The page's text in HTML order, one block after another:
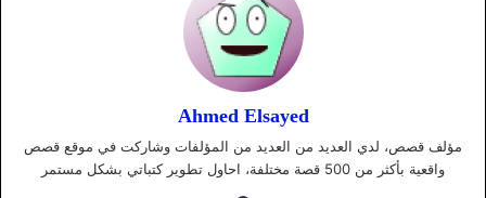
Ahmed Elsayed
مؤلف قصص، لدي العديد من العديد من المؤلفات وشاركت في موقع قصص
واقعية بأكثر من 500 قصة مختلفة، احاول تطوير كتباتي بشكل مستمر